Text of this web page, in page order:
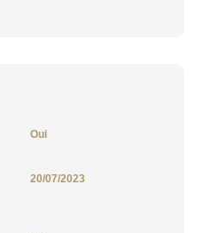
Oui
20/07/2023